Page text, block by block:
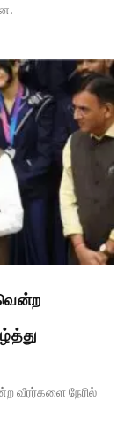
வீரர்களை நேரில்